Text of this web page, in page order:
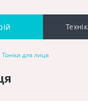
Тоніки для лиця